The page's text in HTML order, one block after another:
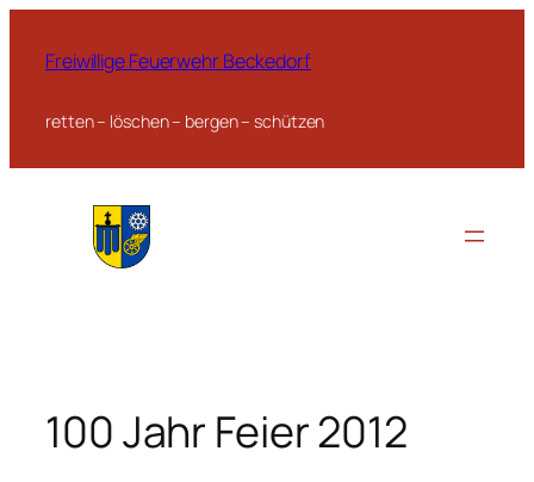
InhaltFreiwillige Feuerwehr Beckedorf
retten – löschen – bergen – schützen
100 Jahr Feier 2012